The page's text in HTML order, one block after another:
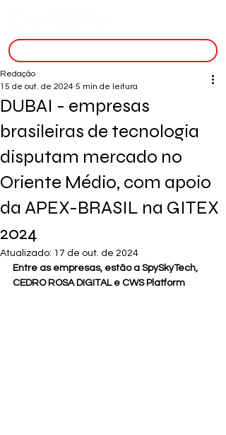
DUBAI - empresas
brasileiras de tecnologia
disputam mercado no
Oriente Médio, com apoio
da APEX-BRASIL na GITEX
2024
Redação
15 de out. de 2024 5 min de leitura
Atualizado: 17 de out. de 2024
Entre as empresas, estão a SpySkyTech,
CEDRO ROSA DIGITAL e CWS Platform